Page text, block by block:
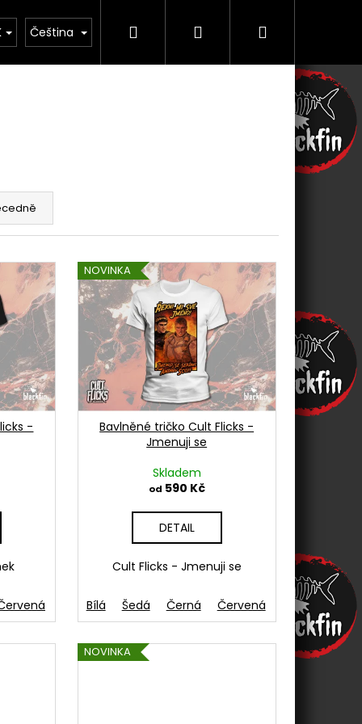
Řemesla Kontakt
Čeština Hledat PřihlášeníNákupní
košík
Modrá-Aqua Světlemodrá Růžová Oranžová
-
French navy Žlutá Zelená Modrá-Aqua
NOVINKA
Bavlněné tričko Cult Flicks -
Jmenuji se
Skladem
od 590 Kč
DETAIL
Cult Flicks - Jmenuji se
Bílá Šedá Černá Červená French navy
NOVINKA
- I'M TRYING!